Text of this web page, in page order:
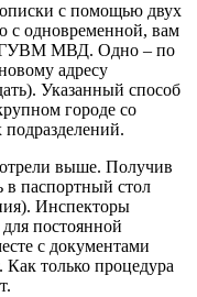
с помощью двух
с одновременной, вам
ГУВМ МВД. Одно – по
адресу
Указанный способ
городе со
выше. Получив
в паспортный стол
Инспекторы
постоянной
с документами
Как только процедура